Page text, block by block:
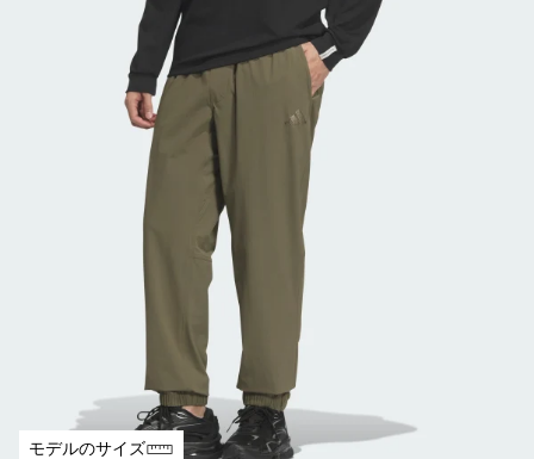
モデルのサイズ